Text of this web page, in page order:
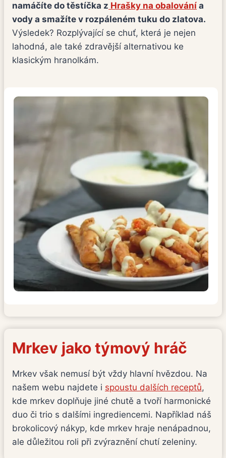
namáčíte do těstíčka z Hrašky na obalování a
vody a smažíte v rozpáleném tuku do zlatova.
Výsledek? Rozplývající se chuť, která je nejen
lahodná, ale také zdravější alternativou ke
klasickým hranolkám.
Mrkev jako týmový hráč
Mrkev však nemusí být vždy hlavní hvězdou. Na
našem webu najdete i spoustu dalších receptů,
kde mrkev doplňuje jiné chutě a tvoří harmonické
duo či trio s dalšími ingrediencemi. Například náš
brokolicový nákyp, kde mrkev hraje nenápadnou,
ale důležitou roli při zvýraznění chutí zeleniny.